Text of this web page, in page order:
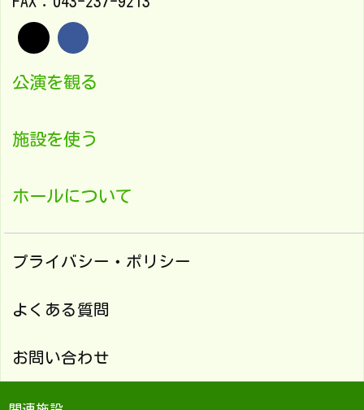
公演を観る
施設を使う
ホールについて
プライバシー・ポリシー
よくある質問
お問い合わせ